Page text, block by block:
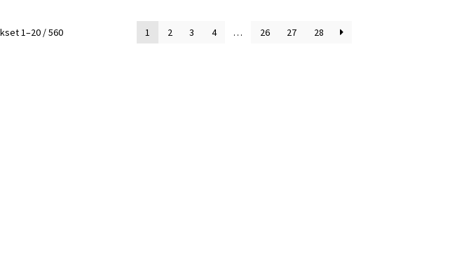
1–20 / 560 1 2 3 4 … 26 27 28